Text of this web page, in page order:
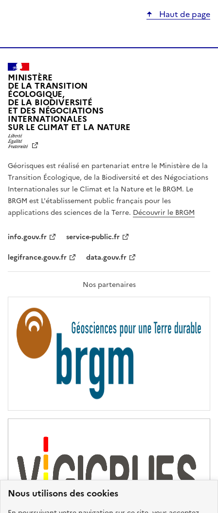
Nous utilisons des cookies
Haut de page
MINISTÈRE
DE LA TRANSITION
ÉCOLOGIQUE,
DE LA BIODIVERSITÉ
ET DES NÉGOCIATIONS
INTERNATIONALES
SUR LE CLIMAT ET LA NATUREL
T
É
,
É
G
A
L
F
A
T
R
T
É
Géorisques est réalisé en partenariat entre le Ministère de la
Transition Écologique, de la Biodiversité et des Négociations
Internationales sur le Climat et la Nature et le BRGM. Le
BRGM est L'établissement public français pour les
applications des sciences de la Terre. Découvrir le BRGM
info.gouv.fr
service-public.fr
legifrance.gouv.fr
data.gouv.fr
Nos partenaires